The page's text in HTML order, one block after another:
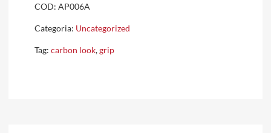
COD: AP006A
Categoria: Uncategorized
Tag: carbon look,grip